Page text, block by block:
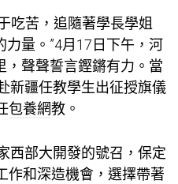
吃苦，追隨著學長學姐
量。”4月17日下午，河
，聲聲誓言鏗鏘有力。當
新疆任教學生出征授旗儀
包養網教。
西部大開發的號召，保定
作和深造機會，選擇帶著